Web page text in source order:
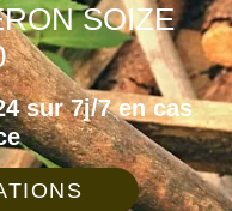
SOIZE
sur 7j/7 en cas